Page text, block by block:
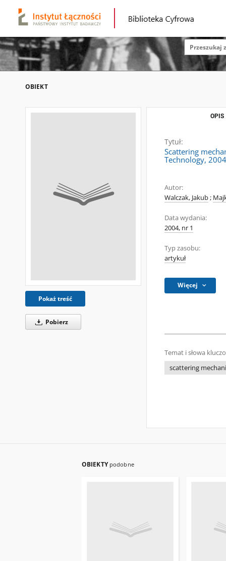
OBIEKT
Pokaż treść
Pobierz
OPIS
Tytuł:
Scattering
Technology,
Autor:
Walczak, Jakub;
Data wydania:
2004, nr 1
Typ zasobu:
artykuł
Więcej
Temat i słowa
scattering
OBIEKTY podobne